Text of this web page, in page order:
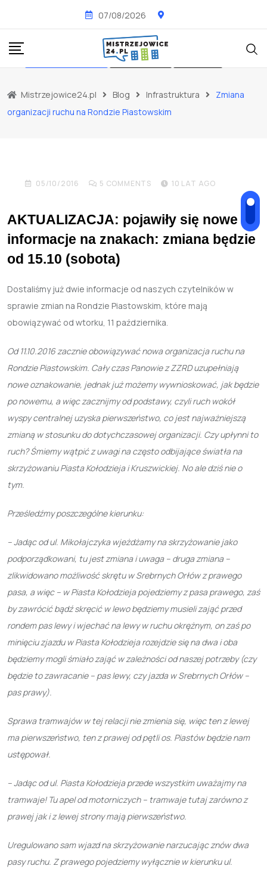
content
07/08/2026
Mistrzejowice24.pl Blog Infrastruktura
Zmiana
organizacji ruchu na Rondzie Piastowskim
OSIEDLE BOHATERÓW WRZEŚNIA
OSIEDLE PIASTÓW
05/10/2016 5 COMMENTS 10 LAT AGO
AKTUALIZACJA: pojawiły się nowe
informacje na znakach: zmiana będzie
od 15.10 (sobota)
Dostaliśmy już dwie informacje od naszych czytelników w
sprawie zmian na Rondzie Piastowskim, które mają
obowiązywać od wtorku, 11 października.
Od 11.10.2016 zacznie obowiązywać nowa organizacja ruchu na
Rondzie Piastowskim. Cały czas Panowie z ZZRD uzupełniają
nowe oznakowanie, jednak już możemy wywnioskować, jak będzie
po nowemu, a więc zacznijmy od podstawy, czyliruch wokół
wyspy centralnej uzyska pierwszeństwo, co jest najważniejszą
zmianą w stosunku do dotychczasowej organizacji. Czy upłynni to
ruch? Śmiemy wątpić z uwagi na często odbijające światła na
skrzyżowaniu Piasta Kołodzieja i Kruszwickiej. No ale dziś nie o
tym.
Prześledźmy poszczególne kierunku:
– Jadąc od ul. Mikołajczyka wjeżdżamy na skrzyżowanie jako
podporządkowani, tu jest zmiana i uwaga – druga zmiana –
zlikwidowano możliwość skrętu w Srebrnych Orłów z prawego
pasa, a więc – w Piasta Kołodzieja pojedziemy z pasa prawego, zaś
by zawrócić bądź skręcić w lewo będziemy musieli zająć przed
rondem pas lewy i wjechać na lewy w ruchu okrężnym, on zaś po
minięciu zjazdu w Piasta Kołodzieja rozejdzie się na dwa i oba
będziemy mogli śmiało zająć w zależności od naszej potrzeby (czy
będzie to zawracanie – pas lewy, czy jazda w Srebrnych Orłów –
pas prawy).
Sprawa tramwajów w tej relacji nie zmienia się, więc ten z lewej
ma pierwszeństwo, ten z prawej od pętli os. Piastów będzie nam
ustępował.
– Jadąc od ul. Piasta Kołodzieja przede wszystkim uważajmy na
tramwaje! Tu apel od motorniczych – tramwaje tutaj zarówno z
prawej jak i z lewej strony mają pierwszeństwo.
Uregulowano sam wjazd na skrzyżowanie narzucając znów dwa
pasy ruchu. Z prawego pojedziemy wyłącznie w kierunku ul.